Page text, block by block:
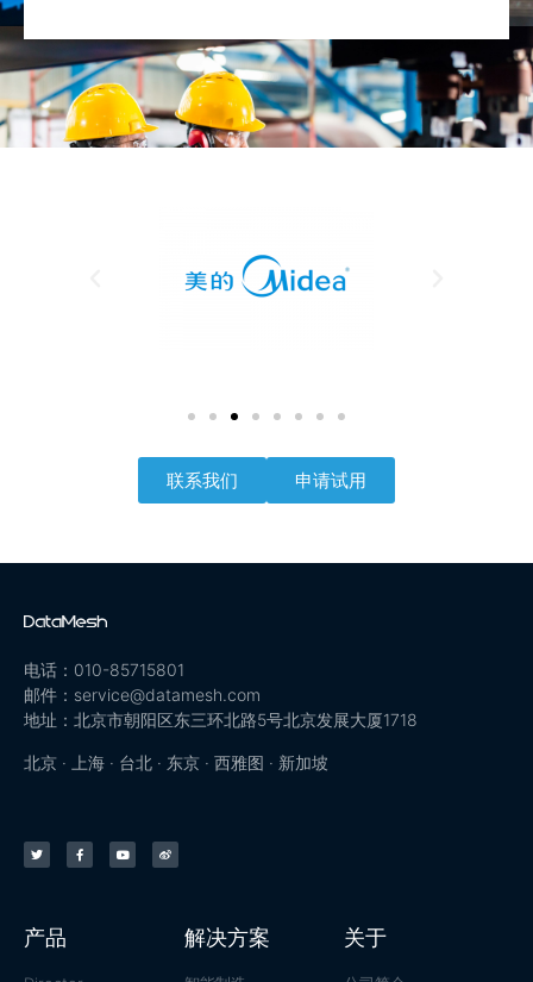
联系我们 申请试用
电话：010-85715801
邮件：service@datamesh.com
地址：北京市朝阳区东三环北路5号北京发展大厦1718
北京 · 上海 · 台北 · 东京 · 西雅图 · 新加坡
产品 解决方案 关于